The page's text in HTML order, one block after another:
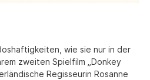
wie sie nur in der
zweiten Spielfilm „Donkey
Regisseurin Rosanne